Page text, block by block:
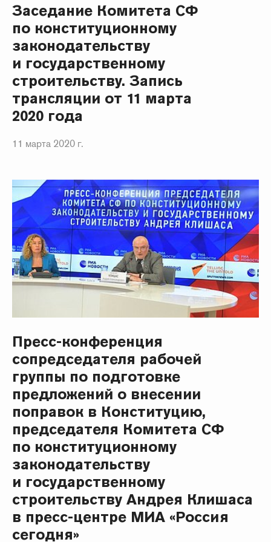
Заседание Комитета СФ
по конституционному
законодательству
и государственному
строительству. Запись
трансляции от 11 марта
2020 года
11 марта 2020 г.
Пресс-конференция
сопредседателя рабочей
группы по подготовке
предложений о внесении
поправок в Конституцию,
председателя Комитета СФ
по конституционному
законодательству
и государственному
строительству Андрея Клишаса
в пресс-центре МИА «Россия
сегодня»